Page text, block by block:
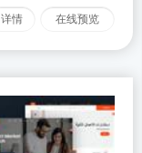
详情 在线预览